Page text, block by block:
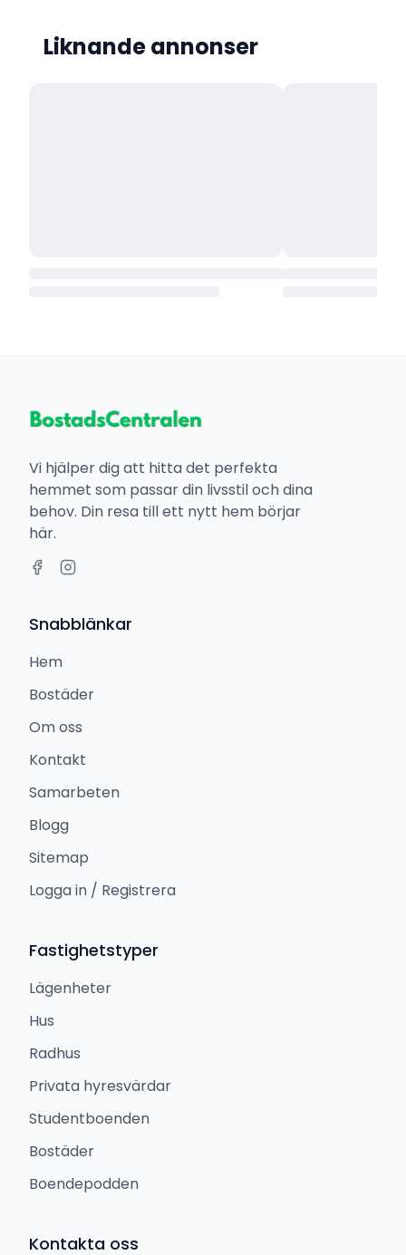
Liknande annonser
Vi hjälper dig att hitta det perfekta
hemmet som passar din livsstil och dina
behov. Din resa till ett nytt hem börjar
här.
Snabblänkar
Hem
Bostäder
Om oss
Kontakt
Samarbeten
Blogg
Sitemap
Logga in / Registrera
Fastighetstyper
Lägenheter
Hus
Radhus
Privata hyresvärdar
Studentboenden
Bostäder
Boendepodden
Kontakta oss